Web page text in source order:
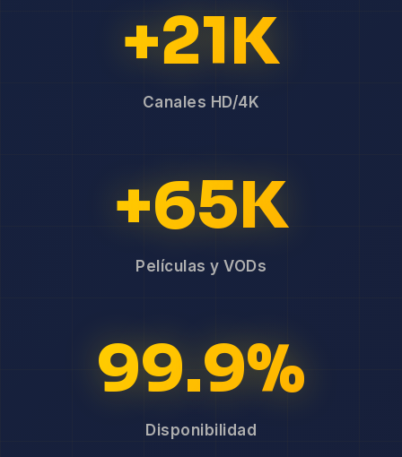
+21K
Canales HD/4K
+65K
Películas y VODs
99.9%
Disponibilidad